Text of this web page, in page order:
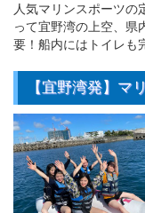
人気マリンスポーツの
って宜野湾の上空、県
要！船内にはトイレも
【宜野湾発】